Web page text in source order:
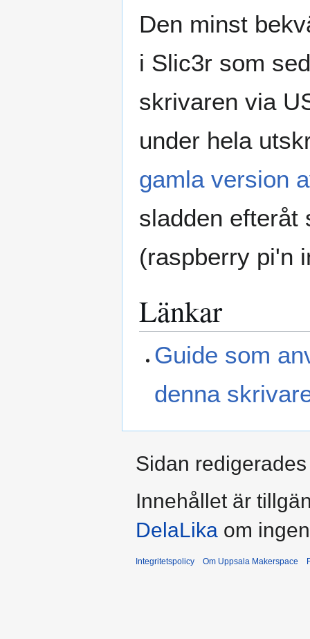
Den minst
i Slic3r som
skrivaren via
under hela
gamla version
sladden efteråt
(raspberry pi'n
Länkar
Guide som
denna
Sidan
Innehållet är
DelaLika om
Integritetspolicy Om Uppsala Makerspace